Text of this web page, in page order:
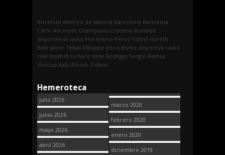
Ancelotti Atletico de Madrid Barcelona Benzema
Carlo Ancelotti Champions Cristiano Ronaldo
deportes el radio Florentino Pérez fútbol Gareth
Bale Javier Tebas Mbappe periodismo deportivo radio
real madrid richard dees Rodrygo Sergio Ramos
Vinicius Xabi Alonso Zidane
Hemeroteca
julio 2026
junio 2026
mayo 2026
abril 2026
marzo 2020
febrero 2020
enero 2020
diciembre 2019